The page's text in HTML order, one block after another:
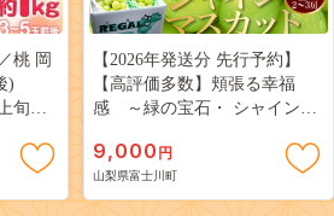
桃 岡
)
旬頃
フル
モ も
物 岡
【2026年発送分 先行予約】
【高評価多数】頬張る幸福
感 ～緑の宝石・ シャインマ
３房） フルーツ 山梨県産 果
物 くだもの シャイン マスカ
ット ぶどう ブドウ 葡萄 大粒
9,000 円
山梨県富士川町